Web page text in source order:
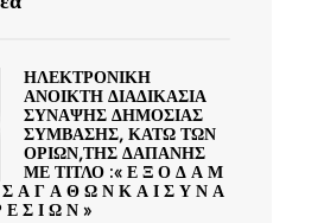
ΗΛΕΚΤΡΟΝΙΚΗ
ΑΝΟΙΚΤΗ ΔΙΑΔΙΚΑΣΙΑ
ΣΥΝΑΨΗΣ ΔΗΜΟΣΙΑΣ
ΣΥΜΒΑΣΗΣ, ΚΑΤΩ ΤΩΝ
ΟΡΙΩΝ,ΤΗΣ ΔΑΠΑΝΗΣ
ΜΕ ΤΙΤΛΟ :« Ε Ξ Ο Δ Α Μ
Α Γ Α Θ Ω Ν Κ Α Ι Σ Υ Ν Α
Σ Ι Ω Ν »